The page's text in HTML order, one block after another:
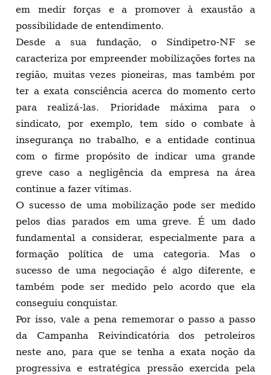
em medir forças e a promover à exaustão a
possibilidade de entendimento.
Desde a sua fundação, o Sindipetro-NF se
caracteriza por empreender mobilizações fortes na
região, muitas vezes pioneiras, mas também por
ter a exata consciência acerca do momento certo
para realizá-las. Prioridade máxima para o
sindicato, por exemplo, tem sido o combate à
insegurança no trabalho, e a entidade continua
com o firme propósito de indicar uma grande
greve caso a negligência da empresa na área
continue a fazer vítimas.
O sucesso de uma mobilização pode ser medido
pelos dias parados em uma greve. É um dado
fundamental a considerar, especialmente para a
formação política de uma categoria. Mas o
sucesso de uma negociação é algo diferente, e
também pode ser medido pelo acordo que ela
conseguiu conquistar.
Por isso, vale a pena rememorar o passo a passo
da Campanha Reivindicatória dos petroleiros
neste ano, para que se tenha a exata noção da
progressiva e estratégica pressão exercida pela